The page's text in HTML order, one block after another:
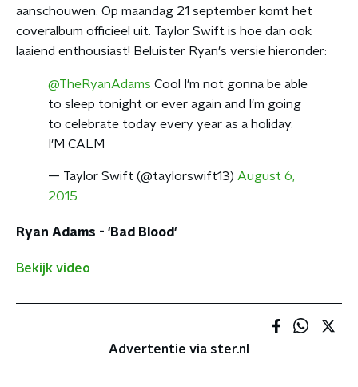
aanschouwen. Op maandag 21 september komt het
coveralbum officieel uit. Taylor Swift is hoe dan ook
laaiend enthousiast! Beluister Ryan's versie hieronder:
@TheRyanAdams Cool I'm not gonna be able
to sleep tonight or ever again and I'm going
to celebrate today every year as a holiday.
I'M CALM
— Taylor Swift (@taylorswift13) August 6,
2015
Ryan Adams - 'Bad Blood'
Bekijk video
Advertentie via ster.nl